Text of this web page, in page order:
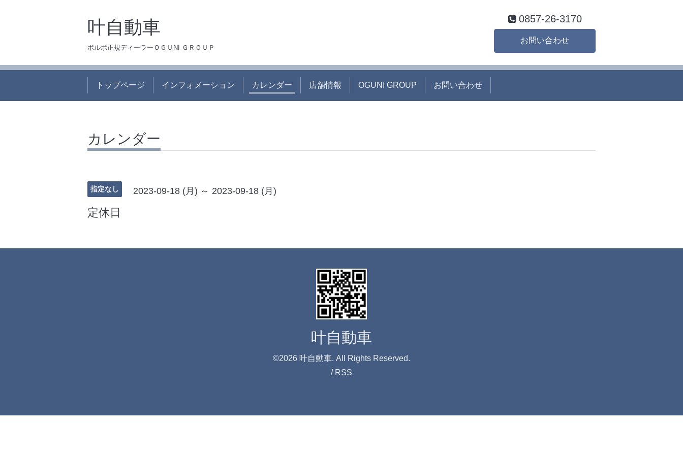
叶自動車
ボルボ正規ディーラーＯＧＵNI ＧＲＯＵＰ
0857-26-3170
お問い合わせ
トップページ インフォメーション カレンダー 店舗情報 OGUNI GROUP お問い合わせ
カレンダー
指定なし 2023-09-18 (月) ～ 2023-09-18 (月)
定休日
叶自動車
©2026 叶自動車. All Rights Reserved.
/ RSS